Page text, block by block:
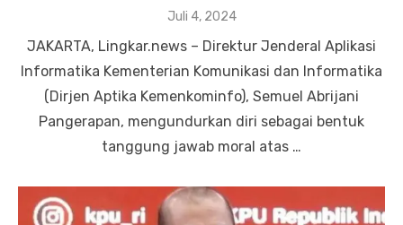
Posted
Juli 4, 2024
JAKARTA, Lingkar.news – Direktur Jenderal Aplikasi
Informatika Kementerian Komunikasi dan Informatika
(Dirjen Aptika Kemenkominfo), Semuel Abrijani
Pangerapan, mengundurkan diri sebagai bentuk
tanggung jawab moral atas …